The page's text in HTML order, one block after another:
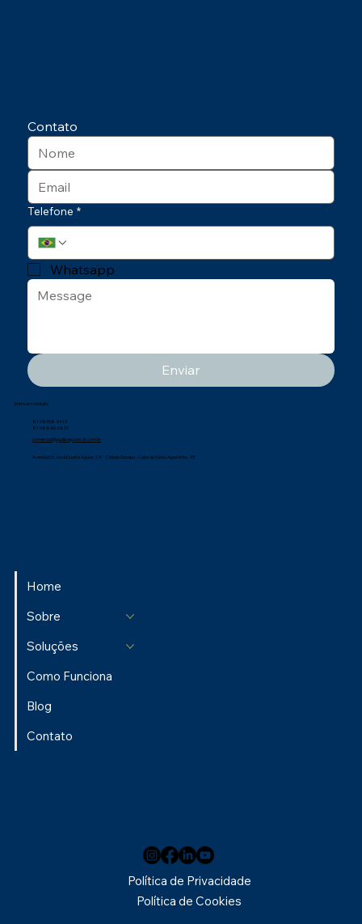
Contato
Telefone *
Whatsapp
Enviar
Home
Sobre
Soluções
Como Funciona
Blog
Contato
Entre em contato
81 98958-3413
81 98846-3837
comercial@qualisegconsult.com.br
Avenida Dr. José Duarte Aguiar, 131 - Cidade Garapu - Cabo de Santo Agostinho - PE
Política de Privacidade
Política de Cookies